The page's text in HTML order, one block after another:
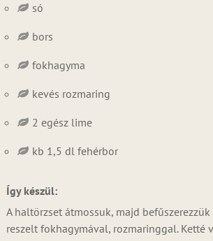
só
bors
fokhagyma
kevés rozmaring
2 egész lime
kb 1,5 dl fehérbor
Így készül:
A haltörzset átmossuk, majd
reszelt fokhagymával, rozmaringgal. Ketté